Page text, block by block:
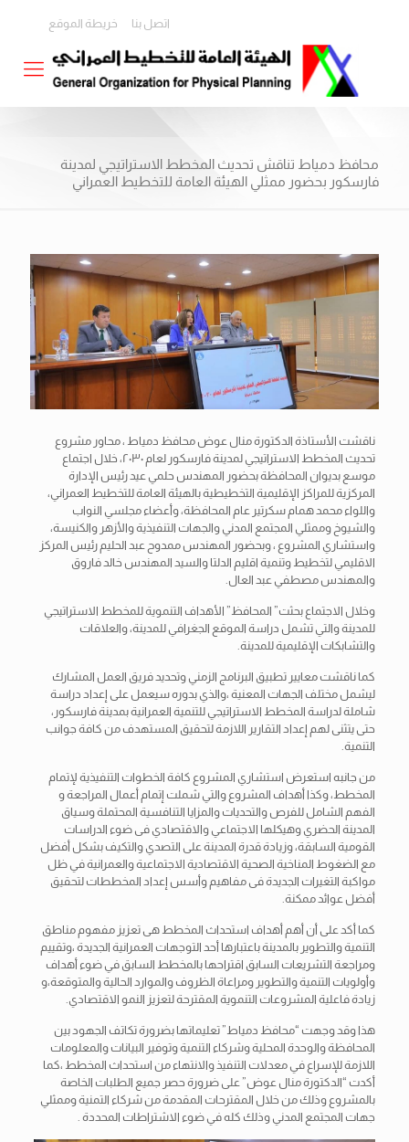
اتصل بنا خريطة الموقع
محافظ دمياط تناقش تحديث المخطط الاستراتيجي لمدينة
فارسكور بحضور ممثلي الهيئة العامة للتخطيط العمراني
ناقشت الأستاذة الدكتورة منال عوض محافظ دمياط ، محاور مشروع
تحديث المخطط الاستراتيجي لمدينة فارسكور لعام ٢٠٣٠، خلال اجتماع
موسع بديوان المحافظة بحضور المهندس حلمي عيد رئيس الإدارة
المركزية للمراكز الإقليمية التخطيطية بالهيئة العامة للتخطيط العمراني،
واللواء محمد همام سكرتير عام المحافظة، وأعضاء مجلسي النواب
والشيوخ وممثلي المجتمع المدني والجهات التنفيذية والأزهر والكنيسة،
واستشاري المشروع ، وبحضور المهندس ممدوح عبد الحليم رئيس المركز
الاقليمي لتخطيط وتنمية اقليم الدلتا والسيد المهندس خالد فاروق
والمهندس مصطفي عبد العال.
وخلال الاجتماع بحثت” المحافظ” الأهداف التنموية للمخطط الاستراتيجي
للمدينة والتي تشمل دراسة الموقع الجغرافي للمدينة، والعلاقات
والتشابكات الإقليمية للمدينة.
كما ناقشت معايير تطبيق البرنامج الزمني وتحديد فريق العمل المشارك
ليشمل مختلف الجهات المعنية ،والذي بدوره سيعمل على إعداد دراسة
شاملة لدراسة المخطط الاستراتيجي للتنمية العمرانية بمدينة فارسكور،
حتى يتثنى لهم إعداد التقارير اللازمة لتحقيق المستهدف من كافة جوانب
التنمية.
من جانبه استعرض استشاري المشروع كافة الخطوات التنفيذية لإتمام
المخطط، وكذا أهداف المشروع والتي شملت إتمام أعمال المراجعة و
الفهم الشامل للفرص والتحديات والمزايا التنافسية المحتملة وسياق
المدينة الحضري وهيكلها الاجتماعي والاقتصادي فى ضوء الدراسات
القومية السابقة، وزيادة قدرة المدينة على التصدي والتكيف بشكل أفضل
مع الضغوط المناخية الصحية الاقتصادية الاجتماعية والعمرانية في ظل
مواكبة التغيرات الجديدة فى مفاهيم وأسس إعداد المخططات لتحقيق
أفضل عوائد ممكنة.
كما أكد على أن أهم أهداف استحداث المخطط هى تعزيز مفهوم مناطق
التنمية والتطوير بالمدينة باعتبارها أحد التوجهات العمرانية الجديدة ،وتقييم
ومراجعة التشريعات السابق اقتراحها بالمخطط السابق في ضوء أهداف
وأولويات التنمية والتطوير ومراعاة الظروف والموارد الحالية والمتوقعة،و
زيادة فاعلية المشروعات التنموية المقترحة لتعزيز النمو الاقتصادي.
هذا وقد وجهت “محافظ دمياط” تعليماتها بضرورة تكاتف الجهود بين
المحافظة والوحدة المحلية وشركاء التنمية وتوفير البيانات والمعلومات
اللازمة للإسراع في معدلات التنفيذ والانتهاء من استحداث المخطط ،كما
أكدت “الدكتورة منال عوض” على ضرورة حصر جميع الطلبات الخاصة
بالمشروع وذلك من خلال المقترحات المقدمة من شركاء التمنية وممثلي
جهات المجتمع المدني وذلك كله في ضوء الاشتراطات المحددة .